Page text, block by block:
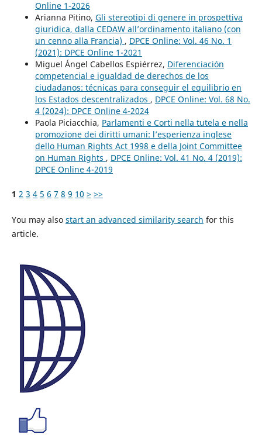
Online 1-2026
Arianna Pitino, Gli stereotipi di genere in prospettiva
giuridica, dalla CEDAW all’ordinamento italiano (con
un cenno alla Francia) , DPCE Online: Vol. 46 No. 1
(2021): DPCE Online 1-2021
Miguel Ángel Cabellos Espiérrez, Diferenciación
competencial e igualdad de derechos de los
ciudadanos: técnicas para conseguir el equilibrio en
los Estados descentralizados , DPCE Online: Vol. 68 No.
4 (2024): DPCE Online 4-2024
Paola Piciacchia, Parlamenti e Corti nella tutela e nella
promozione dei diritti umani: l’esperienza inglese
dello Human Rights Act 1998 e della Joint Committee
on Human Rights , DPCE Online: Vol. 41 No. 4 (2019):
DPCE Online 4-2019
1 2 3 4 5 6 7 8 9 10 > >>
You may also start an advanced similarity search for this
article.